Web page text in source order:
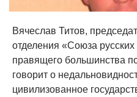
Вячеслав Титов,
отделения «Союза
правящего большинства
говорит о
цивилизованное